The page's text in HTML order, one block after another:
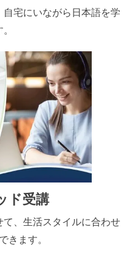
宅にいながら日本語を学
ド受講
、生活スタイルに合わせ
きます。